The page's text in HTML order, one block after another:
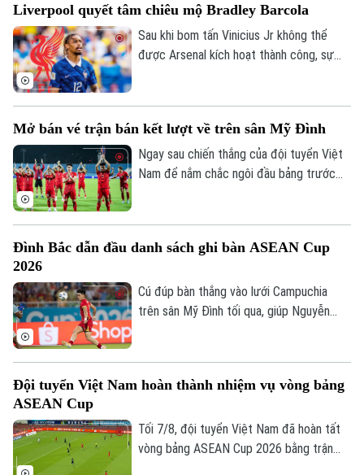
Chuyên mục
Thời sự
Hà Nội
Chính trị
Xã hội
Hà Nội
Nhịp sống Hà Nội
Người Hà Nội
Thế giới
cho chân sút đầy tiềm năng Pio Esposito,
tạo ra cuộc cạnh tranh khốc liệt với Man
Utd mùa hè năm nay.
Liverpool quyết tâm chiêu mộ Bradley Barcola
Sau khi bom tấn Vinicius Jr không thể
được Arsenal kích hoạt thành công, sự
Mở bán vé trận bán kết lượt về trên sân Mỹ Đình
Ngay sau chiến thắng của đội tuyển Việt
Nam để nắm chắc ngôi đầu bảng trước
của đội tuyển Việt Nam trên sân Mỹ Đình.
thể mua vé.
Đình Bắc dẫn đầu danh sách ghi bàn ASEAN Cup
2026
Cú đúp bàn thắng vào lưới Campuchia
trên sân Mỹ Đình tối qua, giúp Nguyễn
Đội tuyển Việt Nam hoàn thành nhiệm vụ vòng bảng
ASEAN Cup
Tối 7/8, đội tuyển Việt Nam đã hoàn tất
vòng bảng ASEAN Cup 2026 bằng trận